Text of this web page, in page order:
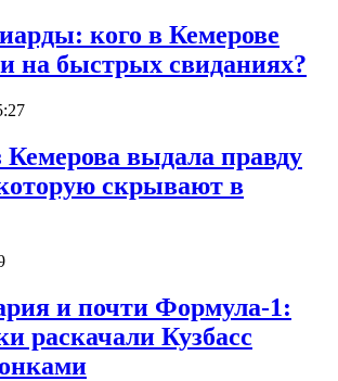
кого в Кемерове
на быстрых свиданиях?
Кемерова выдала правду
скрывают в
и почти Формула-1:
раскачали Кузбасс